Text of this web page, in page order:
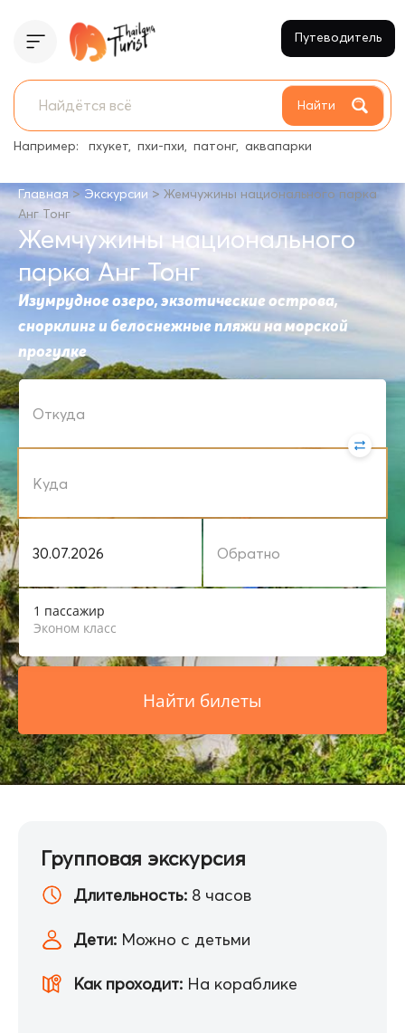
Найти
Например: пхукет пхи-пхи патонг аквапарки
Путеводитель
Главная > Экскурсии > Жемчужины национального парка
Анг Тонг
Жемчужины национального
парка Анг Тонг
Изумрудное озеро, экзотические острова,
снорклинг и белоснежные пляжи на морской
прогулке
1 пассажир
Эконом класс
Найти билеты
Групповая экскурсия
Длительность: 8 часов
Дети: Можно с детьми
Как проходит: На кораблике